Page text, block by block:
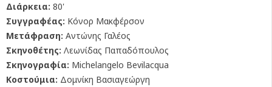
Διάρκεια: 80'
Συγγραφέας: Κόνορ Μακφέρσον
Μετάφραση: Αντώνης Γαλέος
Σκηνοθέτης: Λεωνίδας Παπαδόπουλος
Σκηνογραφία: Michelangelo Bevilacqua
Κοστούμια: Δομνίκη Βασιαγεώργη